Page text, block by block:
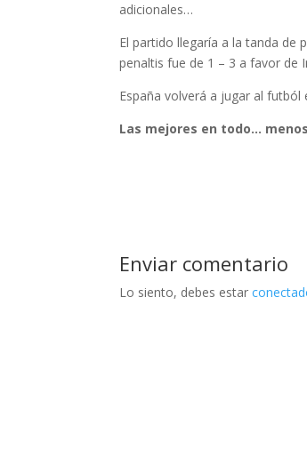
adicionales…
El partido llegaría a la tanda de
penaltis fue de 1 – 3 a favor de
España volverá a jugar al
Las mejores en todo…
Enviar comentario
Lo siento, debes estar